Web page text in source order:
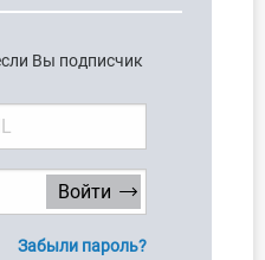
Вы подписчик
Забыли пароль?